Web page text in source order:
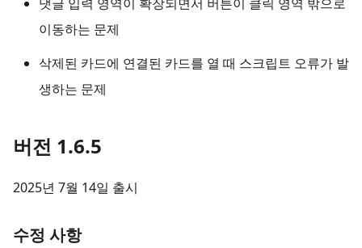
이동하는 문제
삭제된 카드에 연결된 카드를 열 때 스크립트 오류가 발
생하는 문제
버전 1.6.5
2025년 7월 14일 출시
수정 사항